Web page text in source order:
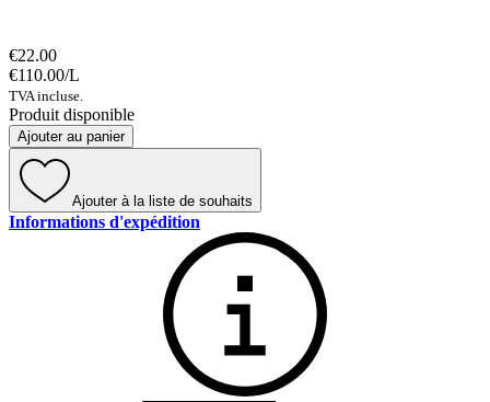
€22.00
€110.00/L
TVA incluse.
Produit disponible
Ajouter au panier
Ajouter à la liste de souhaits
Informations d'expédition